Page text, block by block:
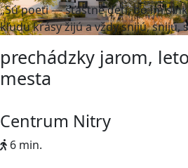
„Sú poeti — šťastné deti, bo im
kľudu krásy žijú a vždy snijú, snijú,
prechádzky jarom,
mesta
Centrum Nitry
6 min.